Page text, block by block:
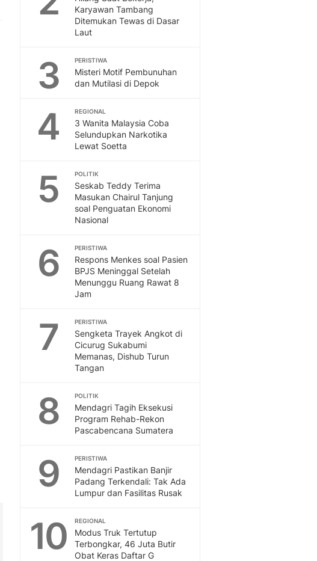
Karyawan Tambang
Ditemukan Tewas di Dasar
Laut
3 PERISTIWA
Misteri Motif Pembunuhan
dan Mutilasi di Depok
4 REGIONAL
3 Wanita Malaysia Coba
Selundupkan Narkotika
Lewat Soetta
5 POLITIK
Seskab Teddy Terima
Masukan Chairul Tanjung
soal Penguatan Ekonomi
Nasional
6 PERISTIWA
Respons Menkes soal Pasien
BPJS Meninggal Setelah
Menunggu Ruang Rawat 8
Jam
7 PERISTIWA
Sengketa Trayek Angkot di
Cicurug Sukabumi
Memanas, Dishub Turun
Tangan
8 POLITIK
Mendagri Tagih Eksekusi
Program Rehab-Rekon
Pascabencana Sumatera
9 PERISTIWA
Mendagri Pastikan Banjir
Padang Terkendali: Tak Ada
Lumpur dan Fasilitas Rusak
10 REGIONAL
Modus Truk Tertutup
Terbongkar, 46 Juta Butir
Obat Keras Daftar G